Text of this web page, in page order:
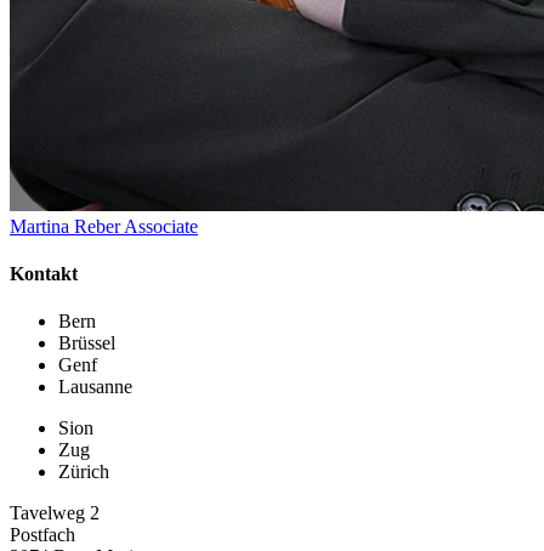
Martina Reber Associate
Kontakt
Bern
Brüssel
Genf
Lausanne
Sion
Zug
Zürich
Tavelweg 2
Postfach